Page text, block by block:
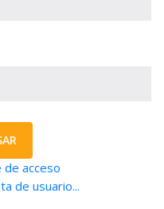
de acceso
de usuario...